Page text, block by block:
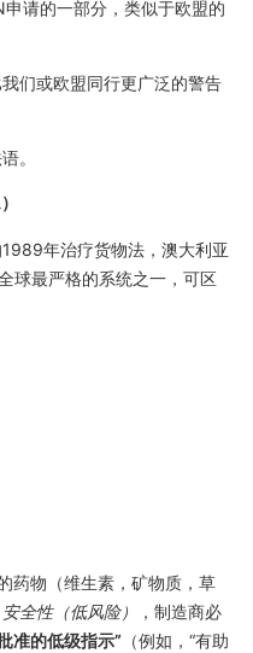
请的一部分，类似于欧盟的
们或欧盟同行更广泛的警告
。
年治疗货物法，澳大利亚
球最严格的系统之一，可区
药物（维生素，矿物质，草
全性（低风险）
，制造商必
准的低级指示” （例如，“有助